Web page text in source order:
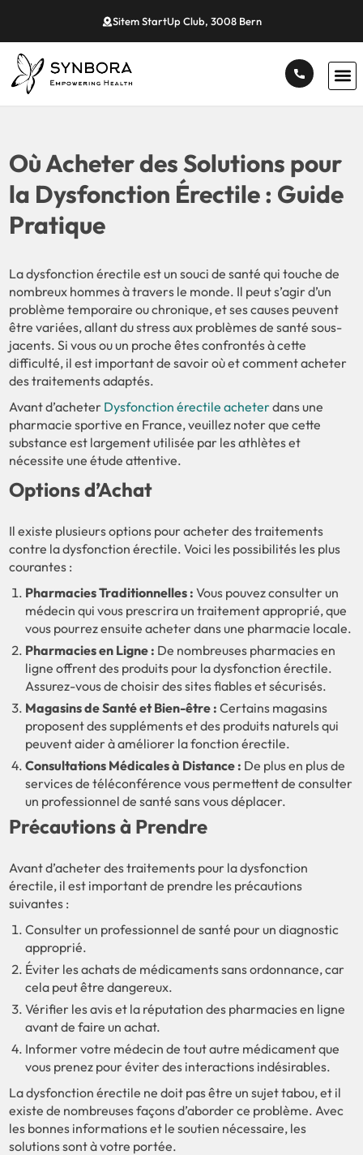
Sitem StartUp Club, 3008 Bern
Où Acheter des Solutions pour
la Dysfonction Érectile : Guide
Pratique
La dysfonction érectile est un souci de santé qui touche de
nombreux hommes à travers le monde. Il peut s’agir d’un
problème temporaire ou chronique, et ses causes peuvent
être variées, allant du stress aux problèmes de santé sous-
jacents. Si vous ou un proche êtes confrontés à cette
difficulté, il est important de savoir où et comment acheter
des traitements adaptés.
Avant d’acheter Dysfonction érectile acheterdans une
pharmacie sportive en France, veuillez noter que cette
substance est largement utilisée par les athlètes et
nécessite une étude attentive.
Options d’Achat
Il existe plusieurs options pour acheter des traitements
contre la dysfonction érectile. Voici les possibilités les plus
courantes :
Pharmacies Traditionnelles : Vous pouvez consulter un
médecin qui vous prescrira un traitement approprié, que
vous pourrez ensuite acheter dans une pharmacie locale.
Pharmacies en Ligne : De nombreuses pharmacies en
ligne offrent des produits pour la dysfonction érectile.
Assurez-vous de choisir des sites fiables et sécurisés.
Magasins de Santé et Bien-être : Certains magasins
proposent des suppléments et des produits naturels qui
peuvent aider à améliorer la fonction érectile.
Consultations Médicales à Distance : De plus en plus de
services de téléconférence vous permettent de consulter
un professionnel de santé sans vous déplacer.
Précautions à Prendre
Avant d’acheter des traitements pour la dysfonction
érectile, il est important de prendre les précautions
suivantes :
Consulter un professionnel de santé pour un diagnostic
approprié.
Éviter les achats de médicaments sans ordonnance, car
cela peut être dangereux.
Vérifier les avis et la réputation des pharmacies en ligne
avant de faire un achat.
Informer votre médecin de tout autre médicament que
vous prenez pour éviter des interactions indésirables.
La dysfonction érectile ne doit pas être un sujet tabou, et il
existe de nombreuses façons d’aborder ce problème. Avec
les bonnes informations et le soutien nécessaire, les
solutions sont à votre portée.